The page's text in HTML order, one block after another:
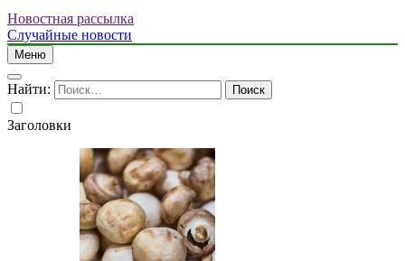
Новостная рассылка
Случайные новости
Меню
Найти:
Заголовки